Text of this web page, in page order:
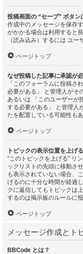
投稿画面の “セーブ” ボタン
作成中のメッセージを保存
がかかる場合は利用すると
（読み込み）するには ユー
ページトップ
なぜ投稿した記事に承認が
「このフォーラムに投稿さ
必要がある」 と管理人がそ
あるいは 「このユーザーが
する必要がある」 と管理人
たを配置している可能性も
ページトップ
トピックの表示位置を上げ
“このトピックを上げる” リ
ックリストの先頭に移動さ
も表示されていない場合、
げるのに十分な時間が経過
クに返信してもトピックは
するのは掲示板のルールに
ページトップ
メッセージ作成とト
BBCode とは？